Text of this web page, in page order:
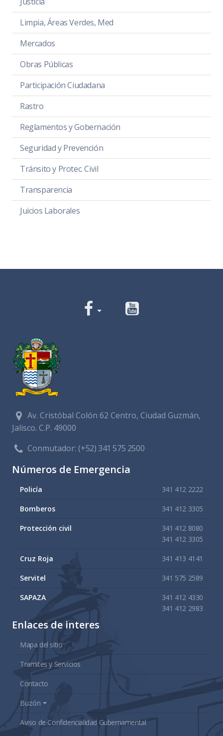
Limpia, Áreas Verdes, Med
Mercados
Obras Públicas
Participación Ciudadana
Rastro
Reglamentos y Gobernación
Seguridad y Prevención
Tránsito y Protec. Civil
Transparencia
Juicios Laborales
Av. Cristóbal Colón 62 Centro, Ciudad Guzmán,
Jalisco. C.P. 49000
Conmutador:(+52) 341 575 2500
Números de Emergencia
Policía 341 412 2222
Bomberos 341 412 3305
Protección civil
341 412 8080
341 412 3305
Cruz Roja 341 413 4141
Servitel 341 575 2589
SAPAZA
341 412 4330
341 412 2983
Enlaces de interes
Mapa del sitio
Tramites y Servicios
Contacto
Buzón
Aviso de Confidencialidad Gubernamental